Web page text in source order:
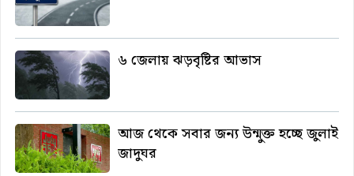
৬ জেলায় ঝড়বৃষ্টির আভাস
আজ থেকে সবার জন্য উন্মুক্ত হচ্ছে জুলাই
জাদুঘর